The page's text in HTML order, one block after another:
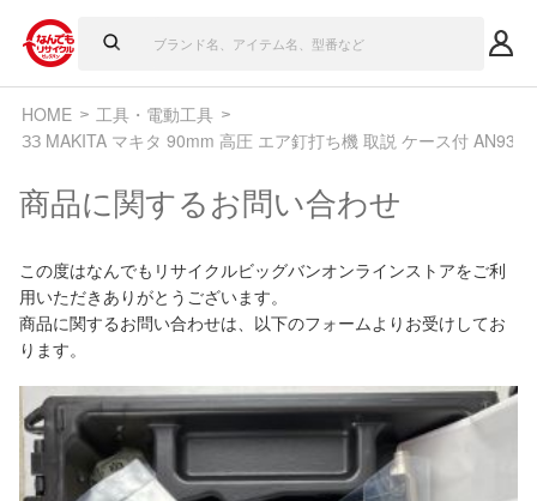
HOME
工具・電動工具
ЗЗ MAKITA マキタ 90mm 高圧 エア釘打ち機 取説 ケース付
商品に関するお問い合わせ
この度はなんでもリサイクルビッグバンオンラインストアをご利
用いただきありがとうございます。
商品に関するお問い合わせは、以下のフォームよりお受けしてお
ります。